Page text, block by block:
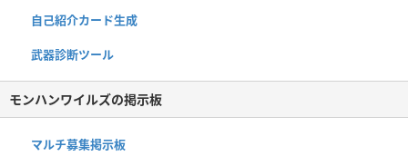
自己紹介カード生成
武器診断ツール
モンハンワイルズの掲示板
マルチ募集掲示板